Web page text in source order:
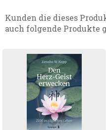
Kunden die dieses
auch folgende Produkte